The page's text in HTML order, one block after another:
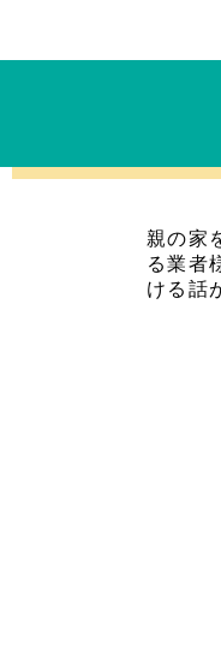
親の家
る業者
ける話